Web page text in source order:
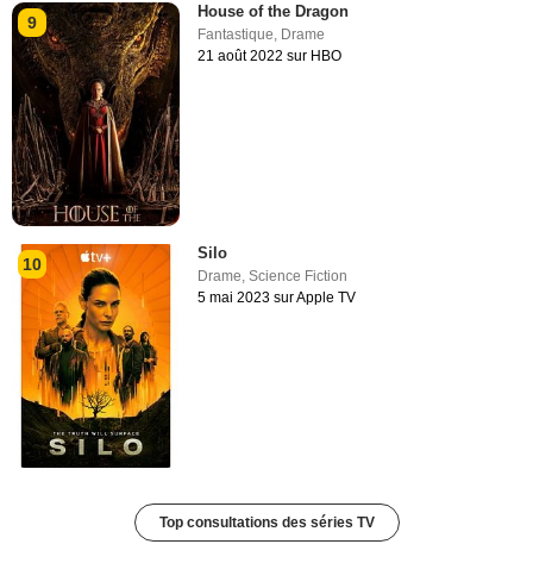
9
House of the Dragon
Fantastique, Drame
21 août 2022 sur HBO
10
Silo
Drame,Science Fiction
5 mai 2023 sur Apple TV
Top consultations des séries TV